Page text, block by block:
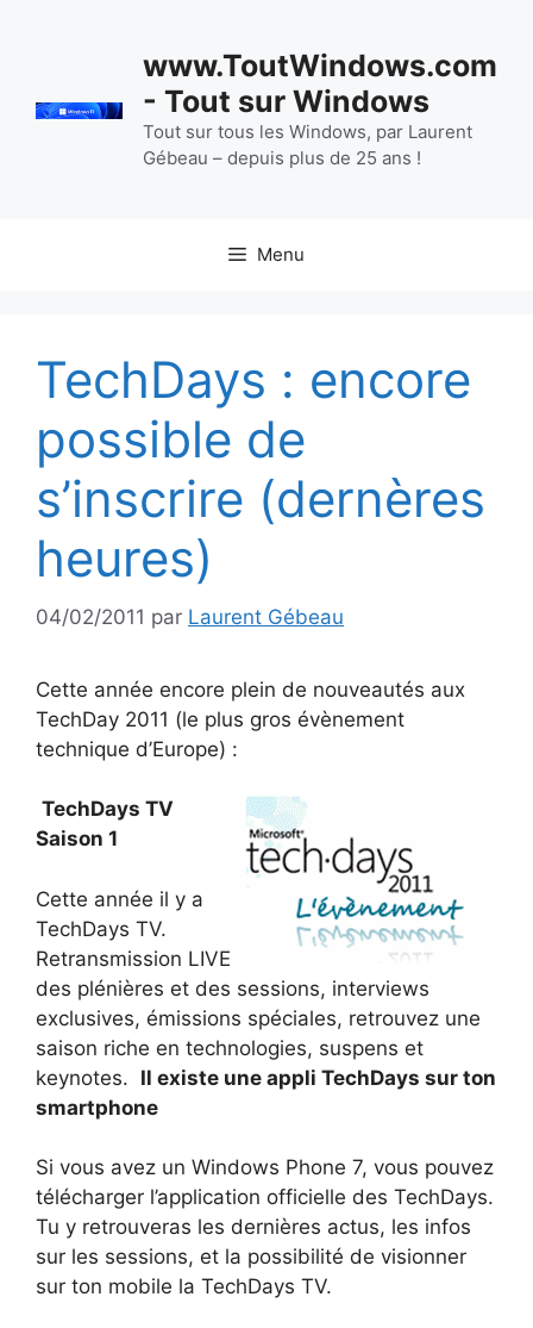
www.ToutWindows.com
- Tout sur Windows
Tout sur tous les Windows, par Laurent
Gébeau – depuis plus de 25 ans !
Menu
TechDays : encore
possible de
s’inscrire (dernères
heures)
04/02/2011 par Laurent Gébeau
Cette année encore plein de nouveautés aux
TechDay 2011 (le plus gros évènement
technique d’Europe) :
TechDays TV
Saison 1
Cette année il y a
TechDays TV.
Retransmission LIVE
des plénières et des sessions, interviews
exclusives, émissions spéciales, retrouvez une
saison riche en technologies, suspens et
keynotes. Il existe une appli TechDays sur ton
smartphone
Si vous avez un Windows Phone 7, vous pouvez
télécharger l’application officielle des TechDays.
Tu y retrouveras les dernières actus, les infos
sur les sessions, et la possibilité de visionner
sur ton mobile la TechDays TV.